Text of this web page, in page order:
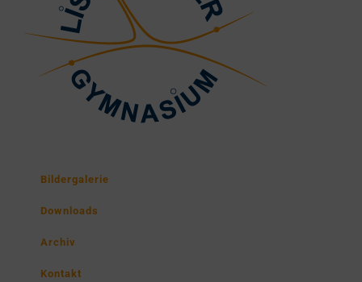
Bildergalerie
Downloads
Archiv
Kontakt